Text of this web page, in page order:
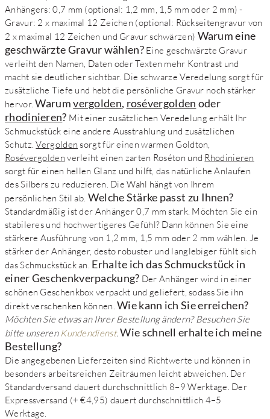
Anhängers: 0,7 mm (optional: 1,2 mm, 1,5 mm oder 2 mm) -
Gravur: 2 x maximal 12 Zeichen (optional: Rückseitengravur von
2 x maximal 12 Zeichen und Gravur schwärzen) Warum eine
geschwärzte Gravur wählen?Eine geschwärzte Gravur
verleiht den Namen, Daten oder Texten mehr Kontrast und
macht sie deutlicher sichtbar. Die schwarze Veredelung sorgt für
zusätzliche Tiefe und hebt die persönliche Gravur noch stärker
hervor.Warumvergolden, rosévergolden oder
rhodinieren? Mit einer zusätzlichen Veredelung erhält Ihr
Schmuckstück eine andere Ausstrahlung und zusätzlichen
Schutz.Vergolden sorgt für einen warmen Goldton,
Rosévergolden verleiht einen zarten Roséton und Rhodinieren
sorgt für einen hellen Glanz und hilft, das natürliche Anlaufen
des Silbers zu reduzieren. Die Wahl hängt von Ihrem
persönlichen Stil ab. Welche Stärke passt zu Ihnen?
Standardmäßig ist der Anhänger 0,7 mm stark. Möchten Sie ein
stabileres und hochwertigeres Gefühl? Dann können Sie eine
stärkere Ausführung von 1,2 mm, 1,5 mm oder 2 mm wählen. Je
stärker der Anhänger, desto robuster und langlebiger fühlt sich
das Schmuckstück an. Erhalte ich das Schmuckstück in
einer Geschenkverpackung? Der Anhänger wird in einer
schönen Geschenkbox verpackt und geliefert, sodass Sie ihn
direkt verschenken können.Wie kann ich Sie erreichen?
Möchten Sie etwas an Ihrer Bestellung ändern? Besuchen Sie
bitte unseren Kundendienst. Wie schnell erhalte ich meine
Bestellung?
Die angegebenen Lieferzeiten sind Richtwerte und können in
besonders arbeitsreichen Zeiträumen leicht abweichen. Der
Standardversand dauert durchschnittlich 8–9 Werktage. Der
Expressversand (+ €4,95) dauert durchschnittlich 4–5
Werktage.